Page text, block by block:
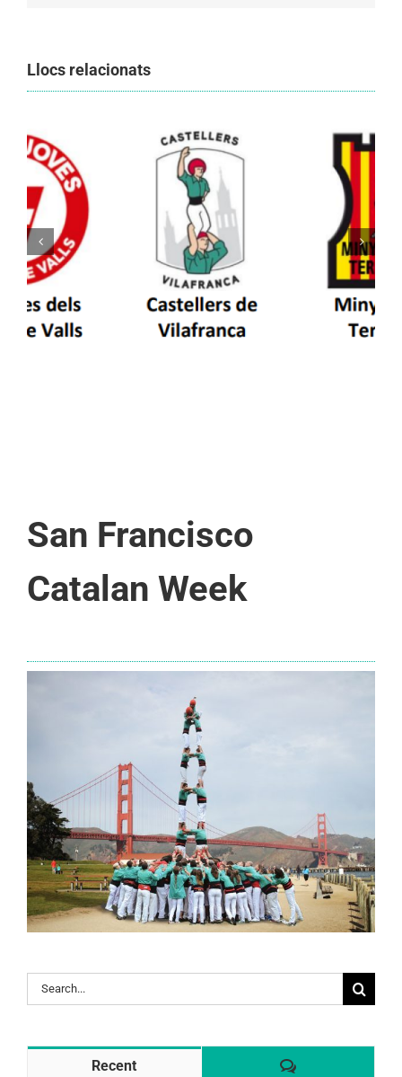
Llocs relacionats
Els Castellers de Vilafranca unieixen tradició i
patrimoni en un viatge de colla a la Vall
d’Aran i a la Vall de Boí
San Francisco
Catalan Week
Search
for:
Recent Comentaris